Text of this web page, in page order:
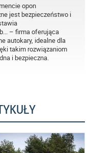
opon
jest bezpieczeństwo i
– firma oferująca
autokary, idealne dla
takim rozwiązaniom
i bezpieczna.